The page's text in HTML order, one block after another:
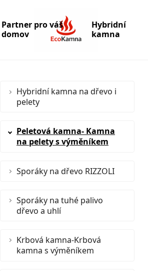
Partner pro váš
domov
Hybridní
kamna
Hybridní kamna na dřevo i
pelety
Peletová kamna- Kamna
na pelety s výměníkem
Sporáky na dřevo RIZZOLI
Sporáky na tuhé palivo
dřevo a uhlí
Krbová kamna-Krbová
kamna s výměníkem